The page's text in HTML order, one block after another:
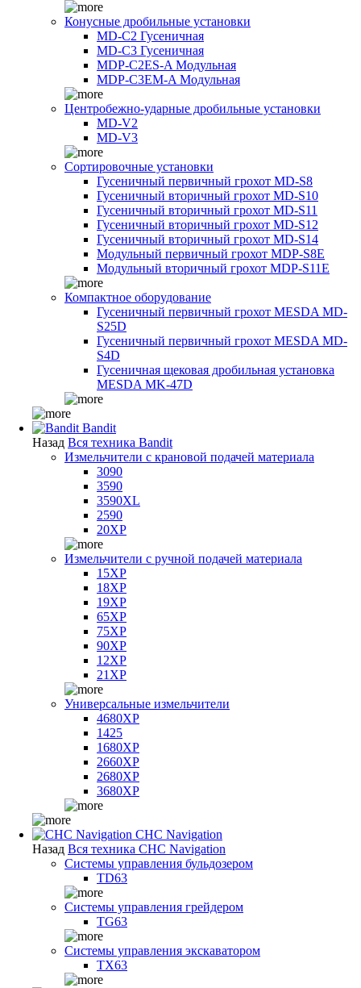
Конусные дробильные установки
MD-C2 Гусеничная
MD-C3 Гусеничная
MDP-C2ES-A Модульная
MDP-C3EM-A Модульная
Центробежно-ударные дробильные установки
MD-V2
MD-V3
Сортировочные установки
Гусеничный первичный грохот MD-S8
Гусеничный вторичный грохот MD-S10
Гусеничный вторичный грохот MD-S11
Гусеничный вторичный грохот MD-S12
Гусеничный вторичный грохот MD-S14
Модульный первичный грохот MDP-S8E
Модульный вторичный грохот MDP-S11E
Компактное оборудование
Гусеничный первичный грохот MESDA MD-
S25D
Гусеничный первичный грохот MESDA MD-
S4D
Гусеничная щековая дробильная установка
MESDA MK-47D
Bandit
Назад Вся техника Bandit
Измельчители с крановой подачей материала
3090
3590
3590XL
2590
20XP
Измельчители с ручной подачей материала
15XP
18XP
19XP
65XP
75XP
90XP
12XP
21XP
Универсальные измельчители
4680XP
1425
1680XP
2660XP
2680XP
3680XP
CHC Navigation
Назад Вся техника CHC Navigation
Системы управления бульдозером
TD63
Системы управления грейдером
TG63
Системы управления экскаватором
TX63